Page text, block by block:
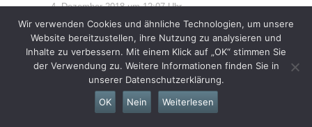
4. Dezember 2018 um 12:07 Uhr
Ja, die kenne ich. Ich mag gerne
gesalzene Erdnüsse
Wir verwenden Cookies und ähnliche Technologien, um unsere
Website bereitzustellen, ihre Nutzung zu analysieren und
Inhalte zu verbessern. Mit einem Klick auf „OK“ stimmen Sie
der Verwendung zu. Weitere Informationen finden Sie in
unserer Datenschutzerklärung.
OK
Nein Weiterlesen